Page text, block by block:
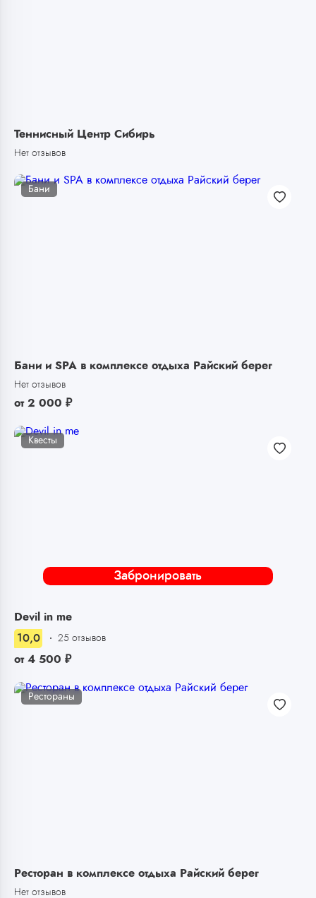
Теннисный Центр Сибирь
Нет отзывов
Бани
Бани и SPA в комплексе отдыха Райский берег
Нет отзывов
от 2 000 ₽
Забронировать
Квесты
Devil in me
10,0
25 отзывов
от 4 500 ₽
Рестораны
Ресторан в комплексе отдыха Райский берег
Нет отзывов